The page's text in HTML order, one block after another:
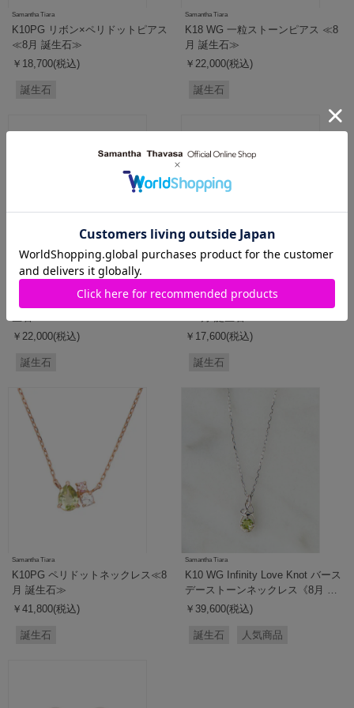
Samantha Tiara
K10PG リボン×ペリドットピアス
≪8月 誕生石≫
￥18,700(税込)
誕生石
Samantha Tiara
K18 WG 一粒ストーンピアス ≪8
月 誕生石≫
￥22,000(税込)
誕生石
￥22,000(税込)
誕生石
K10PG ハートペリドットピアス
￥17,600(税込)
誕生石
Samantha Tiara
K10PG ペリドットネックレス≪8
月 誕生石≫
￥41,800(税込)
誕生石
Samantha Tiara
K10 WG Infinity Love Knot バース
デーストーンネックレス《8月 誕
生石》
￥39,600(税込)
誕生石 人気商品